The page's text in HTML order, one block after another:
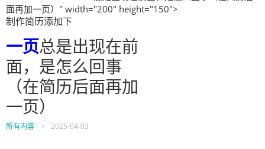
面再加一页）" width="200" height="150">
制作简历添加下
一页总是出现在前
面，是怎么回事
（在简历后面再加
一页）
所有内容 • 2025-04-03